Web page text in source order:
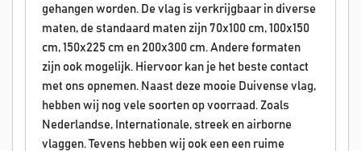
gehangen worden. De vlag is verkrijgbaar in diverse
maten, de standaard maten zijn 70x100 cm, 100x150
cm, 150x225 cm en 200x300 cm. Andere formaten
zijn ook mogelijk. Hiervoor kan je het beste contact
met ons opnemen. Naast deze mooie Duivense vlag,
hebben wij nog vele soorten op voorraad. Zoals
Nederlandse, Internationale, streek en airborne
vlaggen. Tevens hebben wij ook een een ruime